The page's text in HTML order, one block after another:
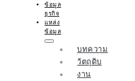
ข้อมูล
ธุรกิจ
แหล่ง
ข้อมูล
บทความ
วัตถุดิบ
งาน